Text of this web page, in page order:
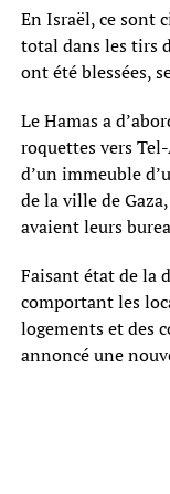
En Israël, ce sont
total dans les tirs
ont été blessées,
Le Hamas a
roquettes vers
d’un immeuble
de la ville de
avaient leurs
Faisant état de la
comportant les
logements et des
annoncé une